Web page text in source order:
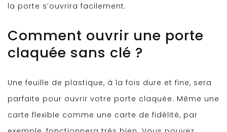
la porte s’ouvrira facilement.
Comment ouvrir une porte
claquée sans clé ?
Une feuille de plastique, à la fois dure et fine, sera
parfaite pour ouvrir votre porte claquée. Même une
carte flexible comme une carte de fidélité, par